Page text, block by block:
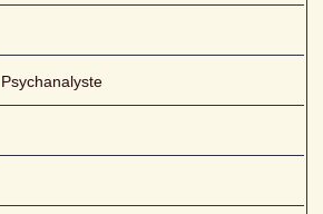
Psychanalyste